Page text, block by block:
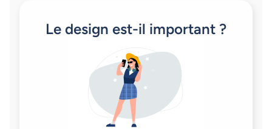
Le design est-il important ?